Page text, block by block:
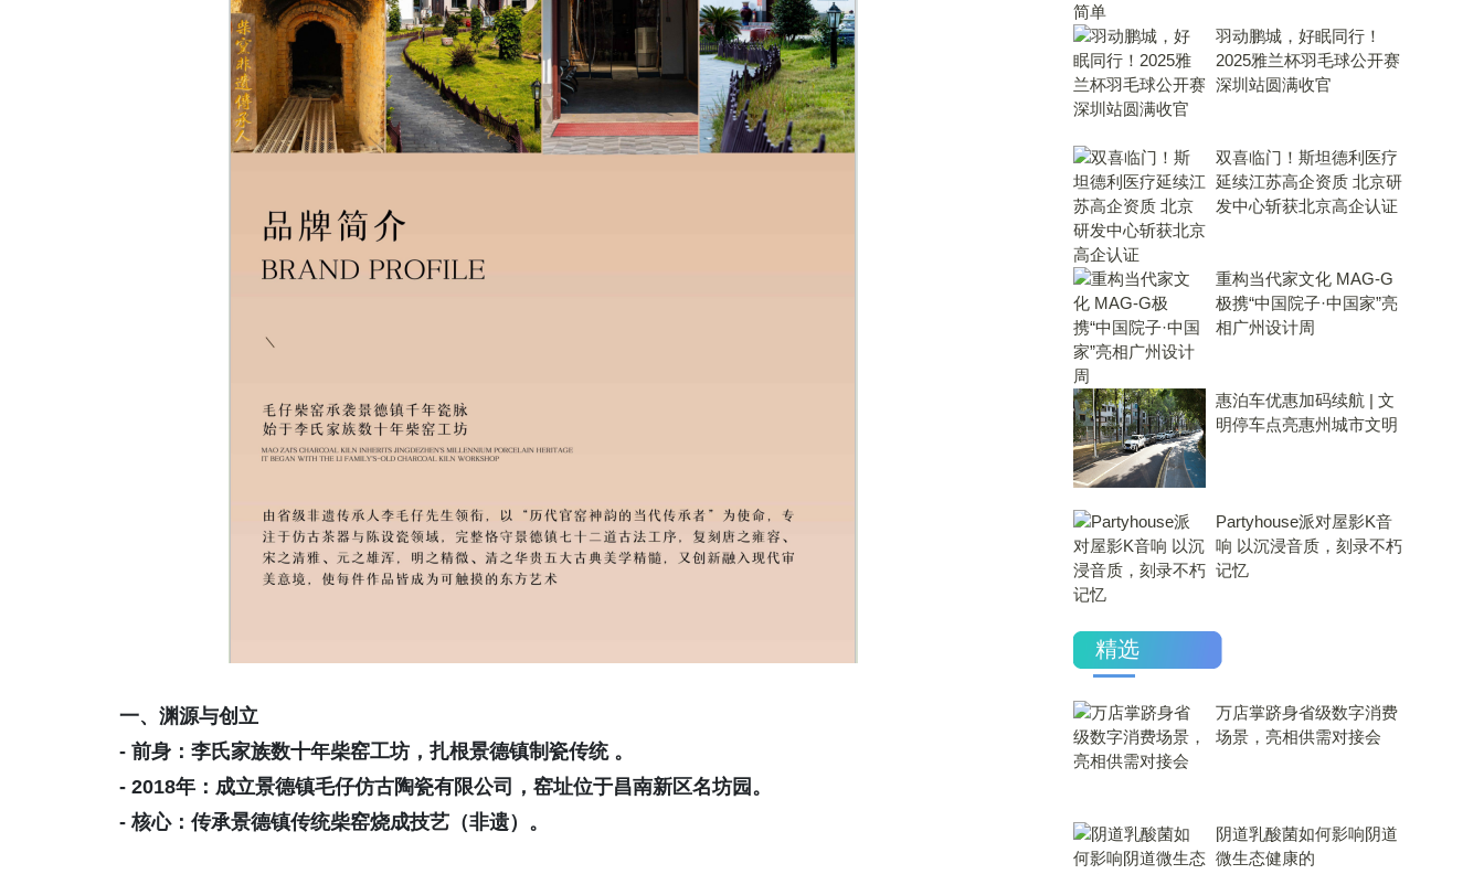
一、渊源与创立
- 前身：李氏家族数十年柴窑工坊，扎根景德镇制瓷传统 。
- 2018年：成立景德镇毛仔仿古陶瓷有限公司，窑址位于昌南新区名坊园。
- 核心：传承景德镇传统柴窑烧成技艺（非遗）。
羽动鹏城，好眠同行！
2025雅兰杯羽毛球公开赛
深圳站圆满收官
双喜临门！斯坦德利医疗
延续江苏高企资质 北京研
发中心斩获北京高企认证
重构当代家文化 MAG-G
极携“中国院子·中国家”亮
相广州设计周
惠泊车优惠加码续航 | 文
明停车点亮惠州城市文明
Partyhouse派对屋影K音
响 以沉浸音质，刻录不朽
记忆
精选
万店掌跻身省级数字消费
场景，亮相供需对接会
​阴道乳酸菌如何影响阴道
微生态健康的